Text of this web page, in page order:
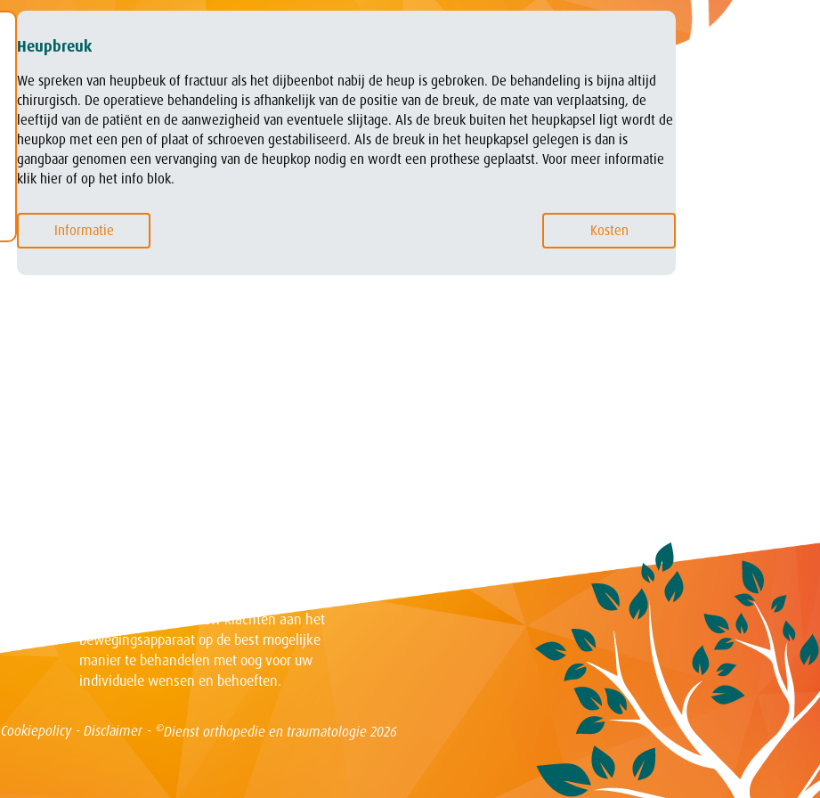
Heupbreuk
We spreken van heupbeuk of fractuur als het dijbeenbot nabij de heup is gebroken. De behandeling is bijna altijd
chirurgisch. De operatieve behandeling is afhankelijk van de positie van de breuk, de mate van verplaatsing, de
leeftijd van de patiënt en de aanwezigheid van eventuele slijtage. Als de breuk buiten het heupkapsel ligt wordt de
heupkop met een pen of plaat of schroeven gestabiliseerd. Als de breuk in het heupkapsel gelegen is dan is
gangbaar genomen een vervanging van de heupkop nodig en wordt een prothese geplaatst. Voor meer informatie
klik hier of op het info blok.
Informatie Kosten
levenskwaliteit door uw klachten aan het
bewegingsapparaat op de best mogelijke
manier te behandelen met oog voor uw
individuele wensen en behoeften.
Cookiepolicy Disclaimer ©Dienst orthopedie en traumatologie 2026